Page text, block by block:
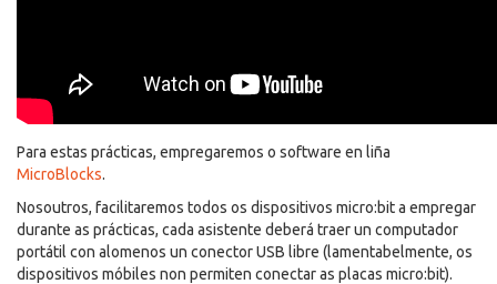
Para estas prácticas, empregaremos o software en liña
MicroBlocks.
Nosoutros, facilitaremos todos os dispositivos micro:bit a empregar
durante as prácticas, cada asistente deberá traer un computador
portátil con alomenos un conector USB libre (lamentabelmente, os
dispositivos móbiles non permiten conectar as placas micro:bit).